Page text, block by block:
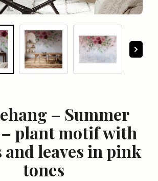
– Summer
plant motif with
leaves in pink
tones